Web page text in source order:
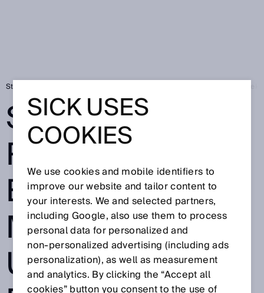
Startseite
SICHER UND
ROBUST:
EXPERTEN BEI
MAN, HELLER
UND SICK
SICK USES
COOKIES
We use cookies and mobile identifiers to
improve our website and tailor content to
your interests. We and selected partners,
including Google, also use them to process
personal data for personalized and
non‑personalized advertising (including ads
personalization), as well as measurement
and analytics. By clicking the “Accept all
cookies” button you consent to the use of